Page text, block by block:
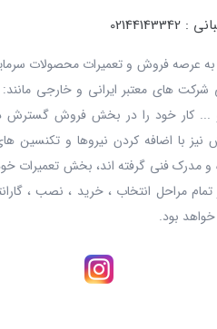
آذر صبا در سال 1378 پا به عرصه فروش و تعمیرات
های معتبر ایرانی و خارجی مانند:
و ... کار خود را در بخش فروش
با اضافه کردن نیروها و تکنسین
مدرک فنی گرفته اند، بخش تعمیرات
مراحل انتخاب ، خرید ، نصب ،
بود.